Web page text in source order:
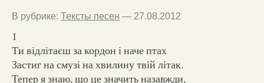
В рубрике: Тексты песен — 27.08.2012
1
Ти відлітаєш за кордон і наче птах
Застиг на смузі на хвилину твій літак.
Тепер я знаю, що це значить назавжди,